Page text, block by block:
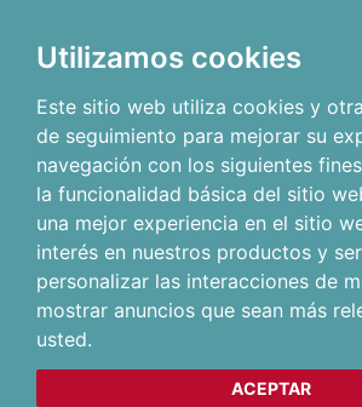
Utilizamos cookies
Este sitio web utiliza cookies y
de seguimiento para mejorar su
navegación con los siguientes
la funcionalidad básica del sitio
una mejor experiencia en el sitio
interés en nuestros productos y
personalizar las interacciones de
mostrar anuncios que sean más
usted.
ACEPTAR